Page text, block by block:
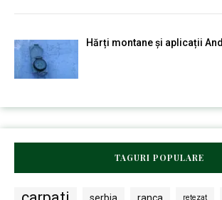
Hărți montane și aplicații
TAGURI POPULARE
retezat